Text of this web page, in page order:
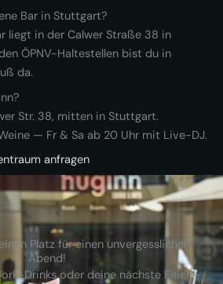
Bar in Stuttgart?
liegt in der Calwer Straße 38 in
ÖPNV-Haltestellen bist du in
da.
Str. 38, mitten in Stuttgart.
— Fr & Sa ab 20 Uhr mit Live-DJ.
anfragen
Platz für einen unvergesslichen
Abend!
Drinks oder deine nächste Feier –